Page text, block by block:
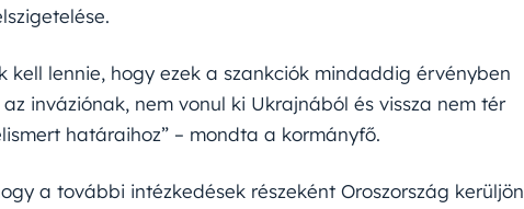
kell lennie, hogy ezek a szankciók mindaddig érvényben
inváziónak, nem vonul ki Ukrajnából és vissza nem tér
határaihoz” – mondta a kormányfő.
a további intézkedések részeként Oroszország kerüljön